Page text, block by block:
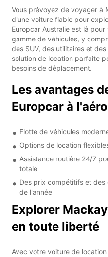
Vous prévoyez de voyager à
d'une voiture fiable pour
Europcar Australie est là
gamme de véhicules, y
des SUV, des utilitaires et
solution de location parfaite
besoins de déplacement.
Les avantages
Europcar à
Flotte de véhicules
Options de location
Assistance routière 24/7
totale
Des prix compétitifs et des
de l'année
Explorer
en toute liberté
Avec votre voiture de